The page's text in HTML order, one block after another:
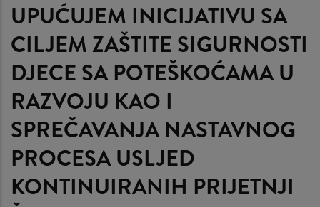
UPUĆUJEM INICIJATIVU SA
CILJEM ZAŠTITE SIGURNOSTI
DJECE SA POTEŠKOĆAMA U
RAZVOJU KAO I
SPREČAVANJA NASTAVNOG
PROCESA USLJED
KONTINUIRANIH PRIJETNJI